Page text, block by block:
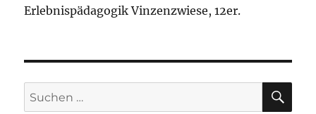
Erlebnispädagogik Vinzenzwiese, 12er.
Suchen